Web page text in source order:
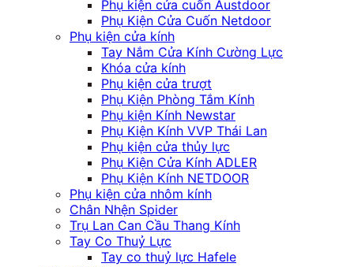
Phụ kiện cửa cuốn Austdoor
Phụ Kiện Cửa Cuốn Netdoor
Phụ kiện cửa kính
Tay Nắm Cửa Kính Cường Lực
Khóa cửa kính
Phụ kiện cửa trượt
Phụ Kiện Phòng Tắm Kính
Phụ kiện Kính Newstar
Phụ Kiện Kính VVP Thái Lan
Phụ kiện cửa thủy lực
Phụ Kiện Cửa Kính ADLER
Phụ Kiện Kính NETDOOR
Phụ kiện cửa nhôm kính
Chân Nhện Spider
Trụ Lan Can Cầu Thang Kính
Tay Co Thuỷ Lực
Tay co thuỷ lực Hafele